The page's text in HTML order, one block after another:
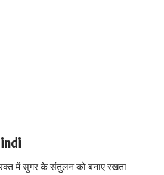
में सुगर के संतुलन को बनाए रखता